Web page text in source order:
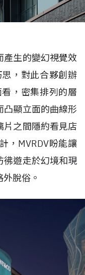
產生的變幻視覺效
，對此合夥創辦
，密集排列的層
凸顯立面的曲線形
片之間隱約看見店
， MVRDV盼能讓
彿遊走於幻境和現
脫俗。